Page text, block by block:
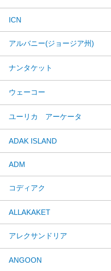
ICN
アルバニー(ジョージア州)
ナンタケット
ウェーコー
ユーリカ アーケータ
ADAK ISLAND
ADM
コディアク
ALLAKAKET
アレクサンドリア
ANGOON